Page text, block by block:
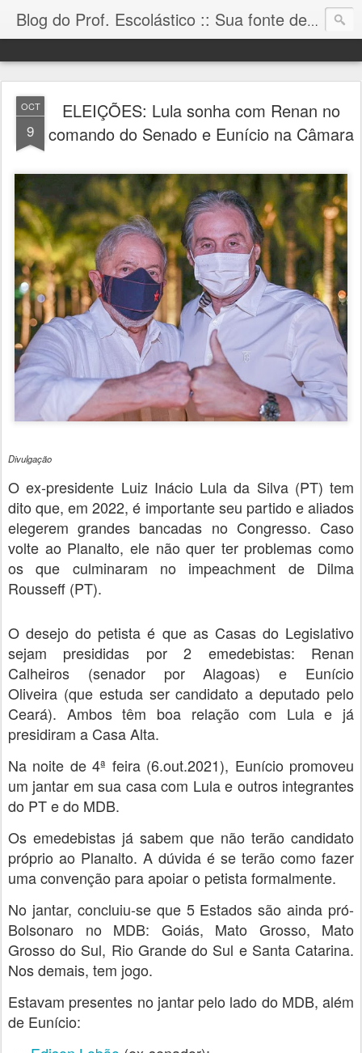
Blog do Prof. Escolástico :: Sua fonte de informação!
OCT
9
ELEIÇÕES: Lula sonha com Renan no
comando do Senado e Eunício na Câmara
Divulgação
O ex-presidente Luiz Inácio Lula da Silva (PT) tem
dito que, em 2022, é importante seu partido e aliados
elegerem grandes bancadas no Congresso. Caso
volte ao Planalto, ele não quer ter problemas como
os que culminaram no impeachment de Dilma
Rousseff (PT).
O desejo do petista é que as Casas do Legislativo
sejam presididas por 2 emedebistas: Renan
Calheiros (senador por Alagoas) e Eunício
Oliveira (que estuda ser candidato a deputado pelo
Ceará). Ambos têm boa relação com Lula e já
presidiram a Casa Alta.
Na noite de 4ª feira (6.out.2021), Eunício promoveu
um jantar em sua casa com Lula e outros integrantes
do PT e do MDB.
Os emedebistas já sabem que não terão candidato
próprio ao Planalto. A dúvida é se terão como fazer
uma convenção para apoiar o petista formalmente.
No jantar, concluiu-se que 5 Estados são ainda pró-
Bolsonaro no MDB: Goiás, Mato Grosso, Mato
Grosso do Sul, Rio Grande do Sul e Santa Catarina.
Nos demais, tem jogo.
Estavam presentes no jantar pelo lado do MDB, além
de Eunício: